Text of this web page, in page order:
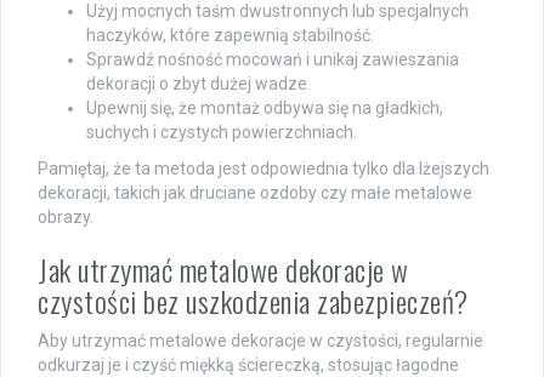
Użyj mocnych taśm dwustronnych lub specjalnych
haczyków, które zapewnią stabilność.
Sprawdź nośność mocowań i unikaj zawieszania
dekoracji o zbyt dużej wadze.
Upewnij się, że montaż odbywa się na gładkich,
suchych i czystych powierzchniach.
Pamiętaj, że ta metoda jest odpowiednia tylko dla lżejszych
dekoracji, takich jak druciane ozdoby czy małe metalowe
obrazy.
Jak utrzymać metalowe dekoracje w
czystości bez uszkodzenia zabezpieczeń?
Aby utrzymać metalowe dekoracje w czystości, regularnie
odkurzaj je i czyść miękką ściereczką, stosując łagodne